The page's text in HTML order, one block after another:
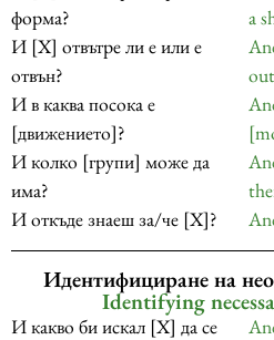
форма?
a
И [X] отвътре ли е или е
отвън?
И в каква посока е
[движението]?
И колко [групи] може да
има?
И откъде знаеш за/че [X]?
Идентифициране на
Identifying
И какво би искал [X] да се